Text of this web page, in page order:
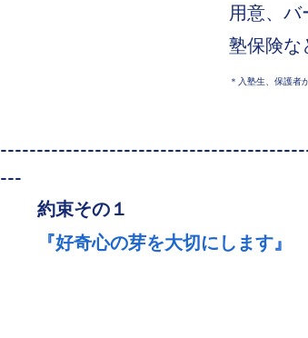
用意、
塾保険な
＊入塾生、保護者
---
​約束その１
『好奇心の芽を大切にします』